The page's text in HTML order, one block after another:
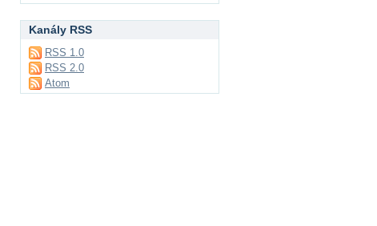
Kanály RSS
RSS 1.0
RSS 2.0
Atom